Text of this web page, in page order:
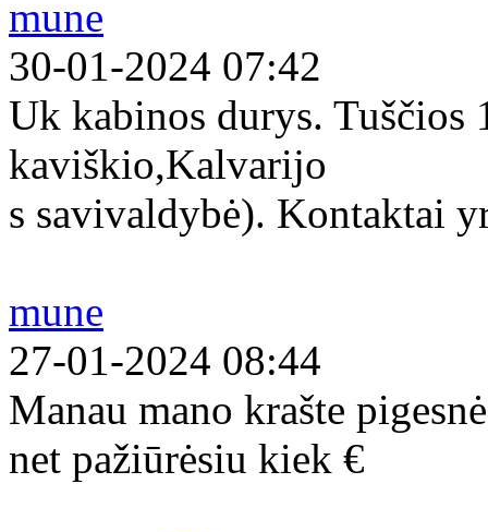
mune
30-01-2024 07:42
Uk kabinos durys.
kaviškio,Kalvarijo
s savivaldybė). Kontaktai
mune
27-01-2024 08:44
Manau mano krašte
net pažiūrėsiu kiek €